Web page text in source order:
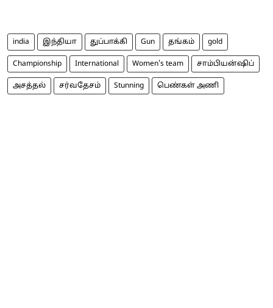
india இந்தியா துப்பாக்கி Gun தங்கம் gold
Championship International Women's team சாம்பியன்ஷிப்
அசத்தல் சர்வதேசம் Stunning பெண்கள் அணி